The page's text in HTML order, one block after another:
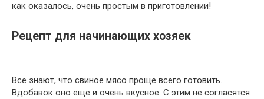
как оказалось, очень простым в приготовлении!
Рецепт для начинающих хозяек
Все знают, что свиное мясо проще всего готовить.
Вдобавок оно еще и очень вкусное. С этим не согласятся